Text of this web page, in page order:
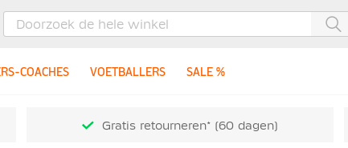
COACHES VOETBALLERS SALE %
Gratis retourneren* (60 dagen)